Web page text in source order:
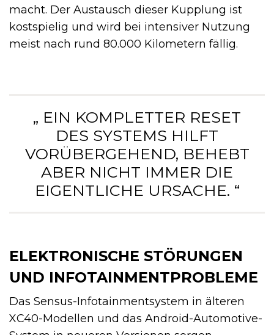
macht. Der Austausch dieser Kupplung ist
kostspielig und wird bei intensiver Nutzung
meist nach rund 80.000 Kilometern fällig.
„ EIN KOMPLETTER RESET
DES SYSTEMS HILFT
VORÜBERGEHEND, BEHEBT
ABER NICHT IMMER DIE
EIGENTLICHE URSACHE. “
ELEKTRONISCHE STÖRUNGEN
UND INFOTAINMENTPROBLEME
Das Sensus-Infotainmentsystem in älteren
XC40-Modellen und das Android-Automotive-